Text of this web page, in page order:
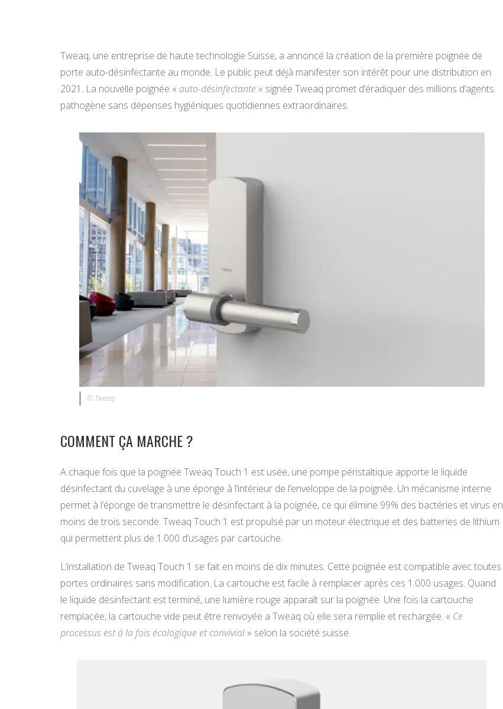
Tweaq, une entreprise de haute technologie Suisse, a annoncé la création de la première poignée de
porte auto-désinfectante au monde. Le public peut déjà manifester son intérêt pour une distribution en
2021. La nouvelle poignée « auto-désinfectante » signée Tweaq promet d’éradiquer des millions d’agents
pathogène sans dépenses hygiéniques quotidiennes extraordinaires.
© Tweaq
COMMENT ÇA MARCHE ?
A chaque fois que la poignée Tweaq Touch 1 est usée, une pompe péristaltique apporte le liquide
désinfectant du cuvelage à une éponge à l’intérieur de l’enveloppe de la poignée. Un mécanisme interne
permet à l’éponge de transmettre le désinfectant à la poignée, ce qui élimine 99% des bactéries et virus en
moins de trois seconde. Tweaq Touch 1 est propulsé par un moteur électrique et des batteries de lithium
qui permettent plus de 1.000 d’usages par cartouche.
L’installation de Tweaq Touch 1 se fait en moins de dix minutes. Cette poignée est compatible avec toutes
portes ordinaires sans modification. La cartouche est facile à remplacer après ces 1.000 usages. Quand
le liquide désinfectant est terminé, une lumière rouge apparaît sur la poignée. Une fois la cartouche
remplacée, la cartouche vide peut être renvoyée a Tweaq où elle sera remplie et rechargée. « Ce
processus est à la fois écologique et convivial » selon la société suisse.